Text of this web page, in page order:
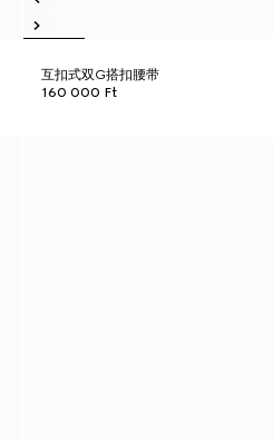
互扣式双G搭扣腰带
160 000 Ft